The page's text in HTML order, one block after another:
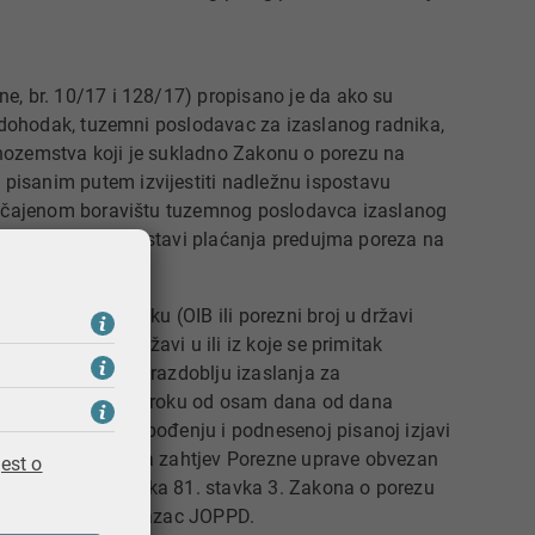
br. 10/17 i 128/17) propisano je da ako su
tuzemni poslodavac za izaslanog radnika,
koji je sukladno Zakonu o porezu na
putem izvijestiti nadležnu ispostavu
boravištu tuzemnog poslodavca izaslanog
o obustavi plaćanja predujma poreza na
obvezniku (OIB ili porezni broj u državi
boravišta), državi u ili iz koje se primitak
isplaćuje, razdoblju izaslanja za
obvezniku, u roku od osam dana od dana
poreznom oslobođenju i podnesenoj pisanoj izjavi
obveznik, na zahtjev Porezne uprave obvezan
iz članka 81. stavka 3. Zakona o porezu
se podnosi Obrazac JOPPD.
o